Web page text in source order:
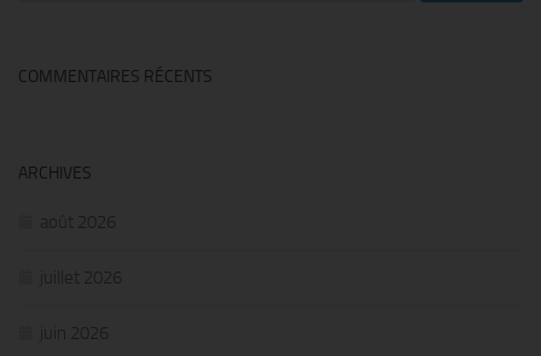
COMMENTAIRES RÉCENTS
ARCHIVES
août 2026
juillet 2026
juin 2026